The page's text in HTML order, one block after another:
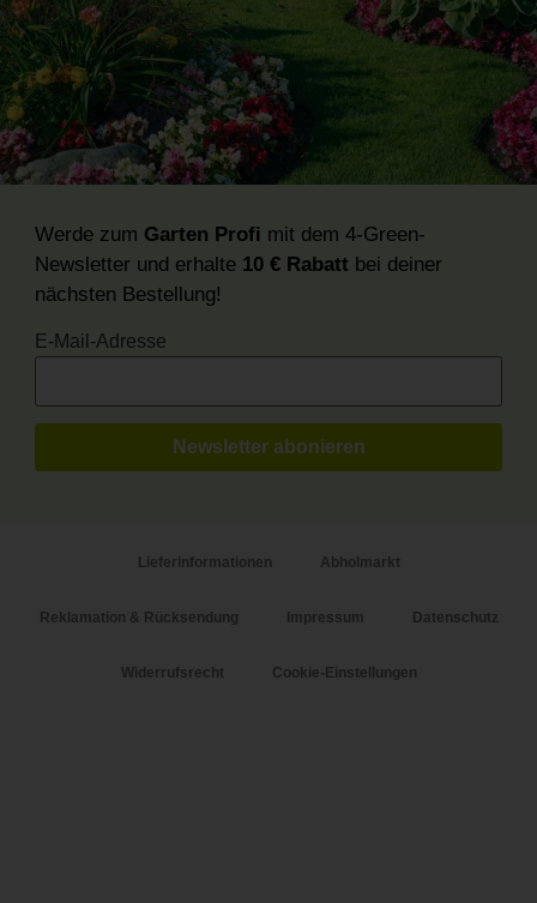
Werde zum Garten Profi mit dem 4-Green-
Newsletter und erhalte 10 € Rabatt bei deiner
nächsten Bestellung!
E-Mail-Adresse
Lieferinformationen Abholmarkt
Reklamation & Rücksendung Impressum Datenschutz
Widerrufsrecht Cookie-Einstellungen